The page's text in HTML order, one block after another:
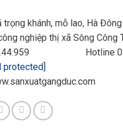
trọng khánh, mỗ lao, Hà Đông
nghiệp thị xã Sông Công
Hotline
protected]